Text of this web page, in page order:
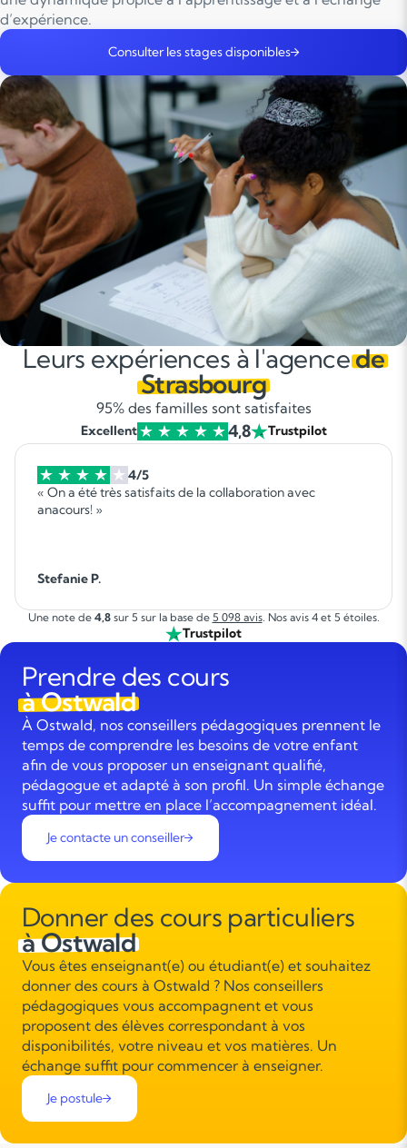
d’expérience.
Consulter les stages disponibles
Leurs expériences à l'agencede
Strasbourg
95% des familles sont satisfaites
Excellent 4,8 Trustpilot
4/5
« On a été très satisfaits de la collaboration avec
anacours! »
Stefanie P.
Une note de 4,8sur 5 sur la base de 5 098 avis. Nos avis 4 et 5 étoiles.
Trustpilot
Prendre des cours
à Ostwald
À Ostwald, nos conseillers pédagogiques prennent le
temps de comprendre les besoins de votre enfant
afin de vous proposer un enseignant qualifié,
pédagogue et adapté à son profil. Un simple échange
suffit pour mettre en place l’accompagnement idéal.
Je contacte un conseiller
Donner des cours particuliers
à Ostwald
Vous êtes enseignant(e) ou étudiant(e) et souhaitez
donner des cours à Ostwald ? Nos conseillers
pédagogiques vous accompagnent et vous
proposent des élèves correspondant à vos
disponibilités, votre niveau et vos matières. Un
échange suffit pour commencer à enseigner.
Je postule